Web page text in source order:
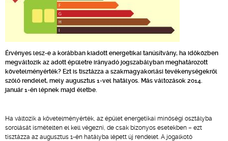
Érvényes lesz-e a korábban kiadott energetikai tanúsítvány, ha időközben
megváltozik az adott épületre irányadó jogszabályban meghatározott
követelményérték? Ezt is tisztázza a szakmagyakorlási tevékenységekről
szóló rendelet, mely augusztus 1-vel hatályos. Más változások 2014.
január 1-én lépnek majd életbe.
Ha változik a követelményérték, az épület energetikai minőségi osztályba
sorolását ismételten el kell végezni, de csak bizonyos esetekben – ezt
tisztázza az augusztus 1-én hatályba lépett új rendelet. A jogalkotó